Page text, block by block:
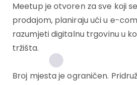
Meetup je otvoren za sve koji
prodajom, planiraju ući u e-
razumjeti digitalnu trgovinu u
tržišta.
Broj mjesta je ograničen.